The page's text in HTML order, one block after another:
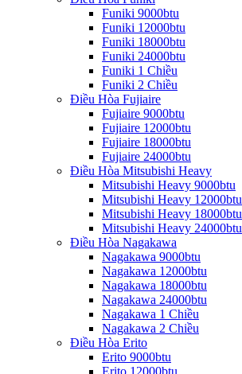
Funiki 9000btu
Funiki 12000btu
Funiki 18000btu
Funiki 24000btu
Funiki 1 Chiều
Funiki 2 Chiều
Điều Hòa Fujiaire
Fujiaire 9000btu
Fujiaire 12000btu
Fujiaire 18000btu
Fujiaire 24000btu
Điều Hòa Mitsubishi Heavy
Mitsubishi Heavy 9000btu
Mitsubishi Heavy 12000btu
Mitsubishi Heavy 18000btu
Mitsubishi Heavy 24000btu
Điều Hòa Nagakawa
Nagakawa 9000btu
Nagakawa 12000btu
Nagakawa 18000btu
Nagakawa 24000btu
Nagakawa 1 Chiều
Nagakawa 2 Chiều
Điều Hòa Erito
Erito 9000btu